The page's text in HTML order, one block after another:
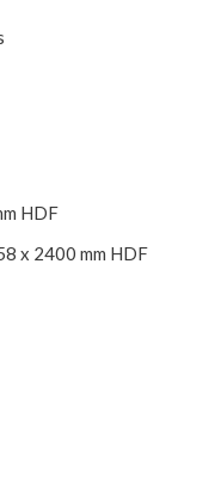
HDF
x 2400 mm HDF